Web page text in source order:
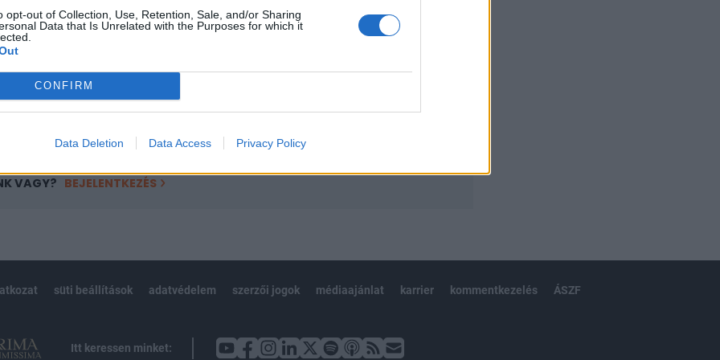
opt-out of Collection, Use, Retention, Sale, and/or Sharing
Data that Is Unrelated with the Purposes for which it
CONFIRM
Data Deletion Data Access Privacy Policy
tartalmazza:
cikkarchívum
VAGY? BEJELENTKEZÉS
süti beállítások adatvédelem szerzői jogok médiaajánlat karrier kommentkezelés ÁSZF
Itt keressen minket: